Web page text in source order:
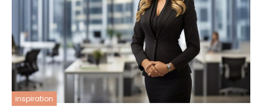
inspiration